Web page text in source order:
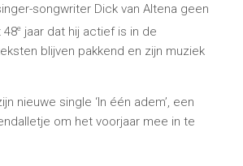
songwriter Dick van Altena geen
48e jaar dat hij actief is in de
blijven pakkend en zijn muziek
nieuwe single ‘In één adem’, een
om het voorjaar mee in te